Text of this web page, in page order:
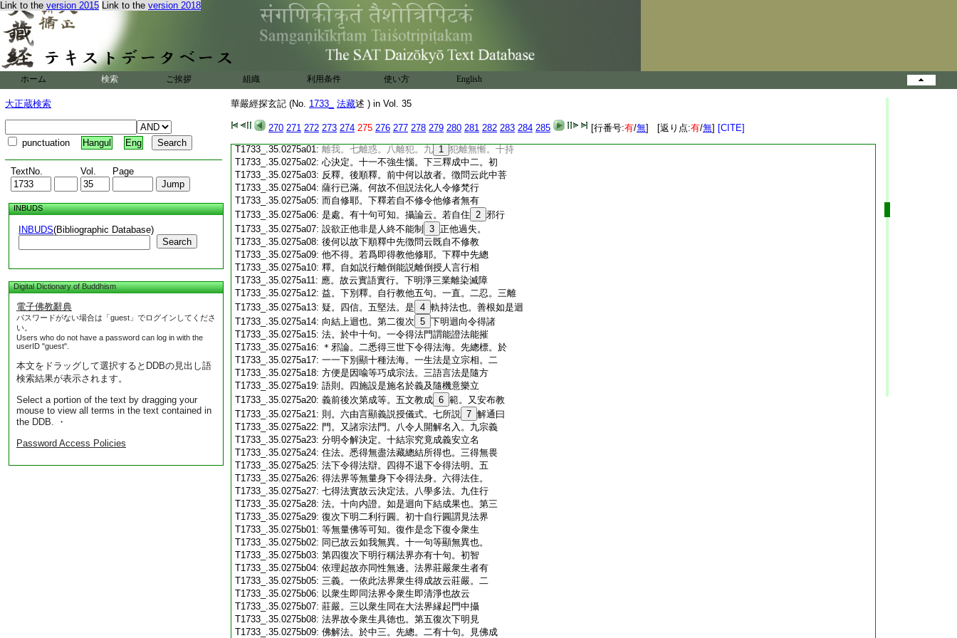
Link to the version 2015 Link to the version 2018
ホーム 検索 ご挨拶 組織 利用条件 使い方 English
大正蔵検索
punctuation Hangul Eng
TextNo. Vol. Page
INBUDS
INBUDS(Bibliographic Database)
Search
Digital Dictionary of Buddhism
電子佛教辭典
パスワードがない場合は「guest」でログインしてくださ
い。
Users who do not have a password can log in with the
userID "guest".
本文をドラッグして選択するとDDBの見出し語
検索結果が表示されます。
Select a portion of the text by dragging your
mouse to view all terms in the text contained in
the DDB. ・
Password Access Policies
華嚴經探玄記 (No. 1733_ 法藏述 ) in Vol. 35
270 271 272 273 274 275 276 277 278 279 280 281 282 283 284 285 [行番号:有/無] [返り点:有/無] [CITE]
T1733_.35.0274c19:儀具。四性離濁。五威儀無垢。下五順法。一
T1733_.35.0274c20:守行心堅。二外縁不壞。三上順聖心。四下
T1733_.35.0274c21:無異求故云無依也。五稱理平等故無所
T1733_.35.0274c22:有。後十上＊修中。一不執著名離倒。二不
爲所拘名無礙。三不取戒相又離戒取。四
將護物心名無諍。又不非先制不更造
T1733_.35.0274c25:立。五無失可擇。六契合相應故云安住。七
T1733_.35.0274c27:離染之極。故云梵也。自下自化他行十二句。
T1733_.35.0274c28: 初一擧自例 13 也。修習下別顯令他所成。一
T1733_.35.0274c29: 始修。二行具。三無失。四不執。五照理。六
T1733_.35.0275a01: 離我。七離惑。八離犯。九 1 犯離無慚。十持
T1733_.35.0275a02: 心決定。十一不強生惱。下三釋成中二。初
T1733_.35.0275a03: 反釋。後順釋。前中何以故者。徴問云此中菩
T1733_.35.0275a04: 薩行已滿。何故不但説法化人令修梵行
T1733_.35.0275a05: 而自修耶。下釋若自不修令他修者無有
T1733_.35.0275a06: 是處。有十句可知。攝論云。若自住 2 邪行
T1733_.35.0275a07: 設欲正他非是人終不能制 3 正他過失。
T1733_.35.0275a08: 後何以故下順釋中先徴問云既自不修教
T1733_.35.0275a09: 他不得。若爲即得教他修耶。下釋中先總
T1733_.35.0275a10: 釋。自如説行離倒能説離倒授人言行相
T1733_.35.0275a11: 應。故云實語實行。下明淨三業離染滅障
T1733_.35.0275a12: 益。下別釋。自行教他五句。一直。二忍。三離
T1733_.35.0275a13: 疑。四信。五堅法。是 4 軌持法也。善根如是迴
T1733_.35.0275a14: 向結上迴也。第二復次 5 下明迴向令得諸
T1733_.35.0275a15: 法。於中十句。一令得法門謂能證法能摧
T1733_.35.0275a16: ＊邪論。二悉得三世下令得法海。先總標。於
T1733_.35.0275a17: 一一下別顯十種法海。一生法是立宗相。二
T1733_.35.0275a18: 方便是因喩等巧成宗法。三語言法是隨方
T1733_.35.0275a19: 語則。四施設是施名於義及隨機意樂立
T1733_.35.0275a20: 義前後次第成等。五文教成 6 範。又安布教
T1733_.35.0275a21: 則。六由言顯義説授儀式。七所説 7 解通曰
T1733_.35.0275a22: 門。又諸宗法門。八令人開解名入。九宗義
T1733_.35.0275a23: 分明令解決定。十結宗究竟成義安立名
T1733_.35.0275a24: 住法。悉得無盡法藏總結所得也。三得無畏
T1733_.35.0275a25: 法下令得法辯。四得不退下令得法明。五
T1733_.35.0275a26: 得法界等無量身下令得法身。六得法住。
T1733_.35.0275a27: 七得法實故云決定法。八學多法。九住行
T1733_.35.0275a28: 法。十向内證。如是迴向下結成果也。第三
T1733_.35.0275a29: 復次下明二利行圓。初十自行圓謂見法界
T1733_.35.0275b01: 等無量佛等可知。復作是念下復令衆生
T1733_.35.0275b02: 同已故云如我無異。十一句等顯無異也。
T1733_.35.0275b03: 第四復次下明行稱法界亦有十句。初智
T1733_.35.0275b04: 依理起故亦同性無邊。法界莊嚴衆生者有
T1733_.35.0275b05: 三義。一依此法界衆生得成故云莊嚴。二
T1733_.35.0275b06: 以衆生即同法界令衆生即清淨也故云
T1733_.35.0275b07: 莊嚴。三以衆生同在大法界縁起門中攝
T1733_.35.0275b08: 法界故令衆生具徳也。第五復次下明見
T1733_.35.0275b09: 佛解法。於中三。先總。二有十句。見佛成